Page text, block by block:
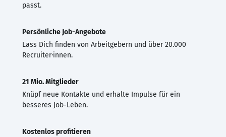
passt.
Persönliche Job-Angebote
Lass Dich finden von Arbeitgebern und über 20.000
Recruiter·innen.
21 Mio. Mitglieder
Knüpf neue Kontakte und erhalte Impulse für ein
besseres Job-Leben.
Kostenlos profitieren